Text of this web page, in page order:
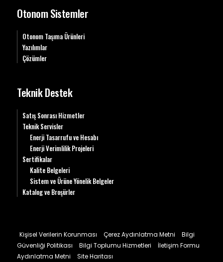
Otonom Sistemler
Otonom Taşıma Ürünleri
Yazılımlar
Çözümler
Teknik Destek
Satış Sonrası Hizmetler
Teknik Servisler
Enerji Tasarrufu ve Hesabı
Enerji Verimlilik Projeleri
Sertifikalar
Kalite Belgeleri
Sistem ve Ürüne Yönelik Belgeler
Katalog ve Broşürler
Kişisel Verilerin Korunması Çerez Aydınlatma Metni
Bilgi
Güvenliği Politikası
Bilgi Toplumu Hizmetleri
İletişim Formu
Aydınlatma Metni
Site Haritası